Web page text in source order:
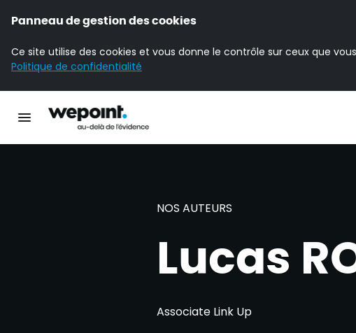
Panneau de gestion des cookies
Ce site utilise des cookies et vous donne le contrôle sur ceux que
Politique de confidentialité
Ouvrir la navigation principale
NOS AUTEURS
Lucas
Associate Link Up